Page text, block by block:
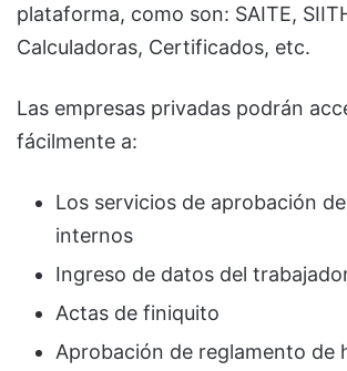
plataforma, como son: SAITE,
Calculadoras, Certificados, etc.
Las empresas privadas podrán
fácilmente a:
Los servicios de aprobación
internos
Ingreso de datos del
Actas de finiquito
Aprobación de reglamento de